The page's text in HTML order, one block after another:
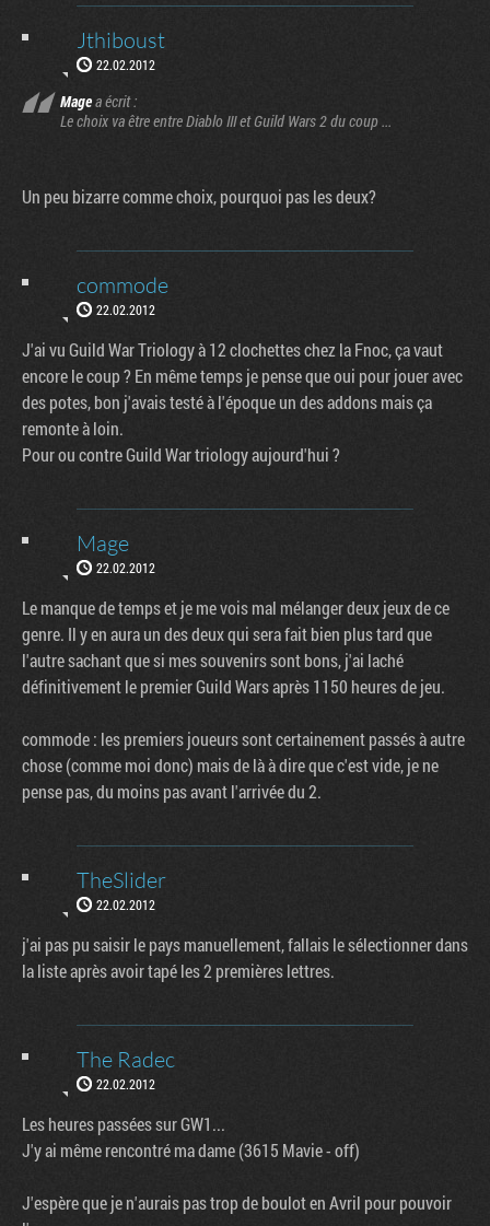
Jthiboust
22.02.2012
Magea écrit :
Le choix va être entre Diablo III et Guild Wars 2 du coup ...
Un peu bizarre comme choix, pourquoi pas les deux?
commode
22.02.2012
J'ai vu Guild War Triology à 12 clochettes chez la Fnoc, ça vaut
encore le coup ? En même temps je pense que oui pour jouer avec
des potes, bon j'avais testé à l'époque un des addons mais ça
remonte à loin.
Pour ou contre Guild War triology aujourd'hui ?
Mage
22.02.2012
Le manque de temps et je me vois mal mélanger deux jeux de ce
genre. Il y en aura un des deux qui sera fait bien plus tard que
l'autre sachant que si mes souvenirs sont bons, j'ai laché
définitivement le premier Guild Wars après 1150 heures de jeu.
commode : les premiers joueurs sont certainement passés à autre
chose (comme moi donc) mais de là à dire que c'est vide, je ne
pense pas, du moins pas avant l'arrivée du 2.
TheSlider
22.02.2012
j'ai pas pu saisir le pays manuellement, fallais le sélectionner dans
la liste après avoir tapé les 2 premières lettres.
The Radec
22.02.2012
Les heures passées sur GW1...
J'y ai même rencontré ma dame (3615 Mavie - off)
J'espère que je n'aurais pas trop de boulot en Avril pour pouvoir